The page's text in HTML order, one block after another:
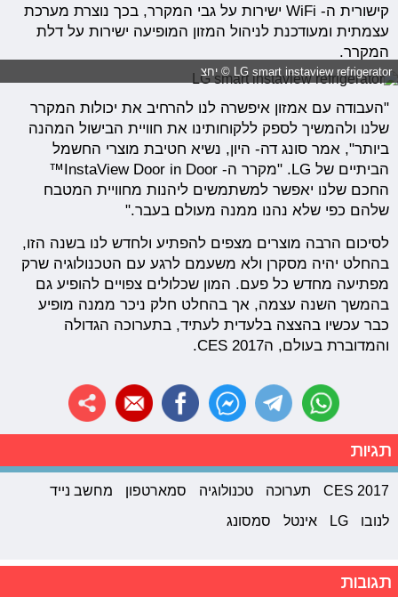
קישורית ה- WiFi ישירות על גבי המקרר, בכך נוצרת מערכת
עצמתית ומעודכנת לניהול המזון המופיעה ישירות על דלת
המקרר.
LG smart instaview refrigerator © יחצ
"העבודה עם אמזון איפשרה לנו להרחיב את יכולות המקרר
שלנו ולהמשיך לספק ללקוחותינו את חוויית הבישול המהנה
ביותר", אמר סונג דה- היון, נשיא חטיבת מוצרי החשמל
הביתיים של LG. "מקרר ה- InstaView Door in Door™
החכם שלנו יאפשר למשתמשים ליהנות מחוויית המטבח
שלהם כפי שלא נהנו ממנה מעולם בעבר."
לסיכום הרבה מוצרים מצפים להפתיע ולחדש לנו בשנה הזו,
בהחלט יהיה מסקרן ולא משעמם לרגע עם הטכנולוגיה שרק
מפתיעה מחדש כל פעם. המון שכלולים צפויים להופיע גם
בהמשך השנה עצמה, אך בהחלט חלק ניכר ממנה מופיע
כבר עכשיו בהצצה בלעדית לעתיד, בתערוכה הגדולה
והמדוברת בעולם, הCES 2017.
תגיות
CES 2017 תערוכה טכנולוגיה סמארטפון
מחשב נייד
לנובו
LG אינטל סמסונג
תגובות